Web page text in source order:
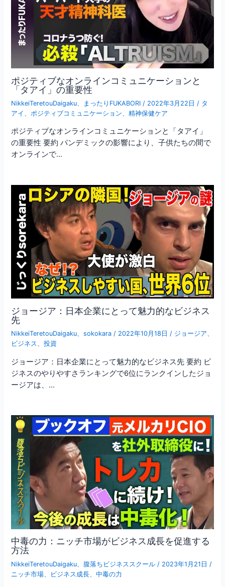
ポジティブなオンラインコミュニケーションと
「タアイ」の重要性
NikkeiTeretouDaigaku まったりFUKABORI / 2022年3月22日 / タ
アイ
ポジティブコミュニケーション 、精神保健ケア
ポジティブなオンラインコミュニケーションと「タアイ」
の重要性 要約 パンデミックの影響により、子供たちの間で
オンラインで…
ジョージア：日本企業にとって魅力的なビジネス
先
NikkeiTeretouDaigaku、sokokara / 2022年10月18日 / ジョージア、
ビジネス、投資
ジョージア：日本企業にとって魅力的なビジネス先 要約 ビ
ジネスのやりやすさランキングで6位にランクインしたジョ
ージアは、…
中毒の力：ニッチ市場がビジネス成長を促進する
方法
NikkeiTeretouDaigaku 腹落ちビジネススクール / 2023年1月21日 /
ニッチ市場
ビジネス成長 、中毒の力